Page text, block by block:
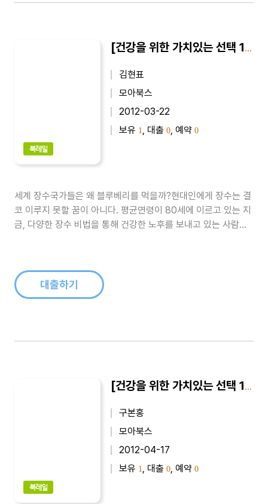
북레일
[건강을 위한 가치있는 선택 16] 블루베리, 내 몸을 살린다
김현표
모아북스
2012-03-22
보유 1 , 대출 0 , 예약 0
세계 장수국가들은 왜 블루베리를 먹을까?현대인에게 장수는 결
코 이루지 못할 꿈이 아니다. 평균연령이 80세에 이르고 있는 지
금, 다양한 장수 비법을 통해 건강한 노후를 보내고 있는 사람들
수 있는 장수 비법..
대출하기
북레일
[건강을 위한 가치있는 선택 18] 미네랄, 내 몸을 살린다
구본홍
모아북스
2012-04-17
보유 1 , 대출 0 , 예약 0